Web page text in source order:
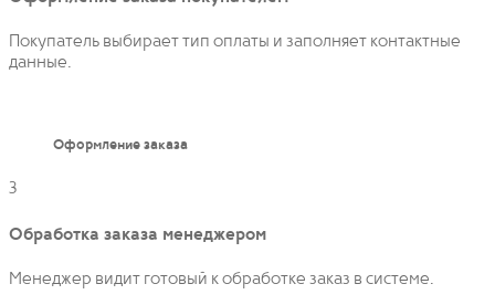
Покупатель выбирает тип оплаты и заполняет контактные
данные.
Оформление заказа
3
Обработка заказа менеджером
Менеджер видит готовый к обработке заказ в системе.